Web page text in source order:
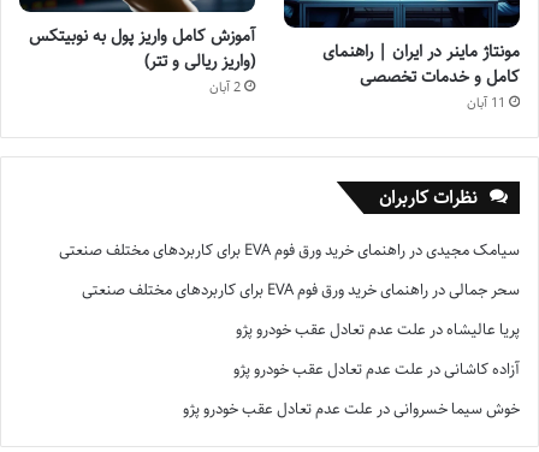
مونتاژ ماینر در ایران | راهنمای
کامل و خدمات تخصصی
11 آبان
آموزش کامل واریز پول به نوبیتکس
(واریز ریالی و تتر)
2 آبان
نظرات کاربران
سیامک مجیدیدر راهنمای خرید ورق فوم EVA برای کاربردهای مختلف صنعتی
سحر جمالیدر راهنمای خرید ورق فوم EVA برای کاربردهای مختلف صنعتی
پریا عالیشاهدر علت عدم تعادل عقب خودرو پژو
آزاده کاشانیدر علت عدم تعادل عقب خودرو پژو
خوش سیما خسروانیدر علت عدم تعادل عقب خودرو پژو